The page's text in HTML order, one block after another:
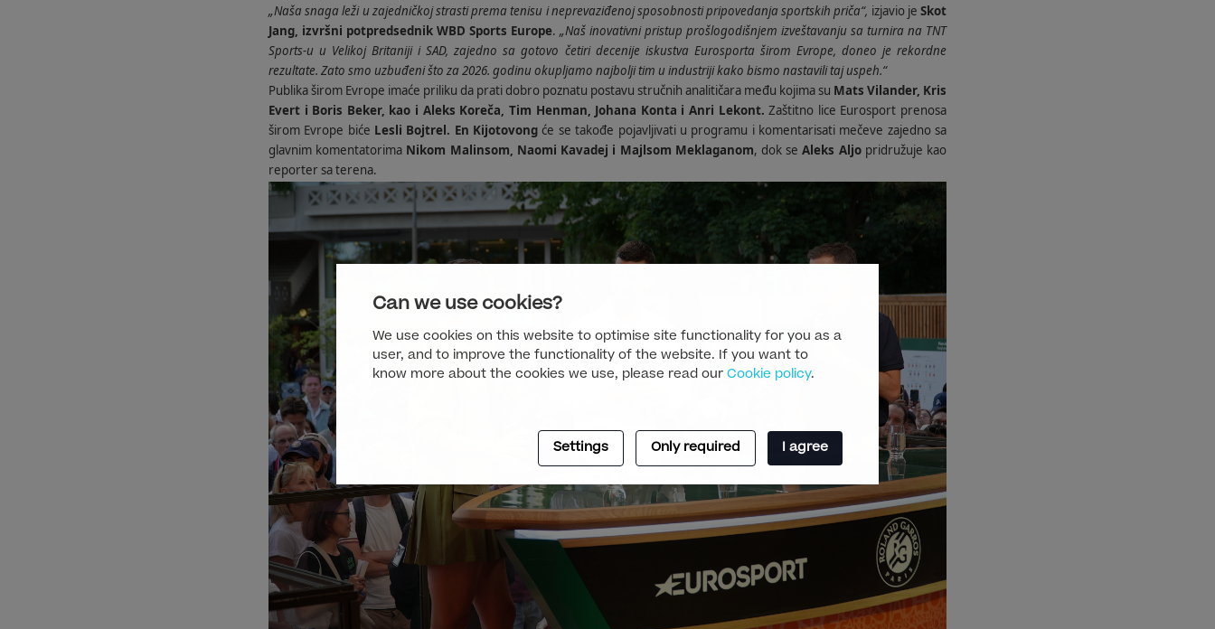
Can we use cookies?
We use cookies on this website to optimise site functionality for you as a
user, and to improve the functionality of the website. If you want to
know more about the cookies we use, please read our Cookie policy.
Settings Only required I agree
„Naša snaga leži u zajedničkoj strasti prema tenisu i neprevaziđenoj sposobnosti pripovedanja sportskih priča“, izjavio je Skot
Jang, izvršni potpredsednik WBD Sports Europe. „Naš inovativni pristup prošlogodišnjem izveštavanju sa turnira na TNT
Sports-u u Velikoj Britaniji i SAD, zajedno sa gotovo četiri decenije iskustva Eurosporta širom Evrope, doneo je rekordne
rezultate. Zato smo uzbuđeni što za 2026. godinu okupljamo najbolji tim u industriji kako bismo nastavili taj uspeh.“
Publika širom Evrope imaće priliku da prati dobro poznatu postavu stručnih analitičara među kojima su Mats Vilander, Kris
Evert i Boris Beker, kao i Aleks Koreča, Tim Henman, Johana Konta i Anri Lekont.Zaštitno lice Eurosport prenosa
širom Evrope biće Lesli Bojtrel. En Kijotovong će se takođe pojavljivati u programu i komentarisati mečeve zajedno sa
glavnim komentatorima Nikom Malinsom, Naomi Kavadej i Majlsom Meklaganom, dok seAleks Aljopridružuje kao
reporter sa terena.